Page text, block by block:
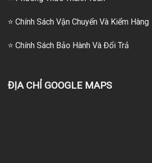
⭐ Chính Sách Vận Chuyển Và Kiểm Hàng
⭐ Chính Sách Bảo Hành Và Đổi Trả
ĐỊA CHỈ GOOGLE MAPS